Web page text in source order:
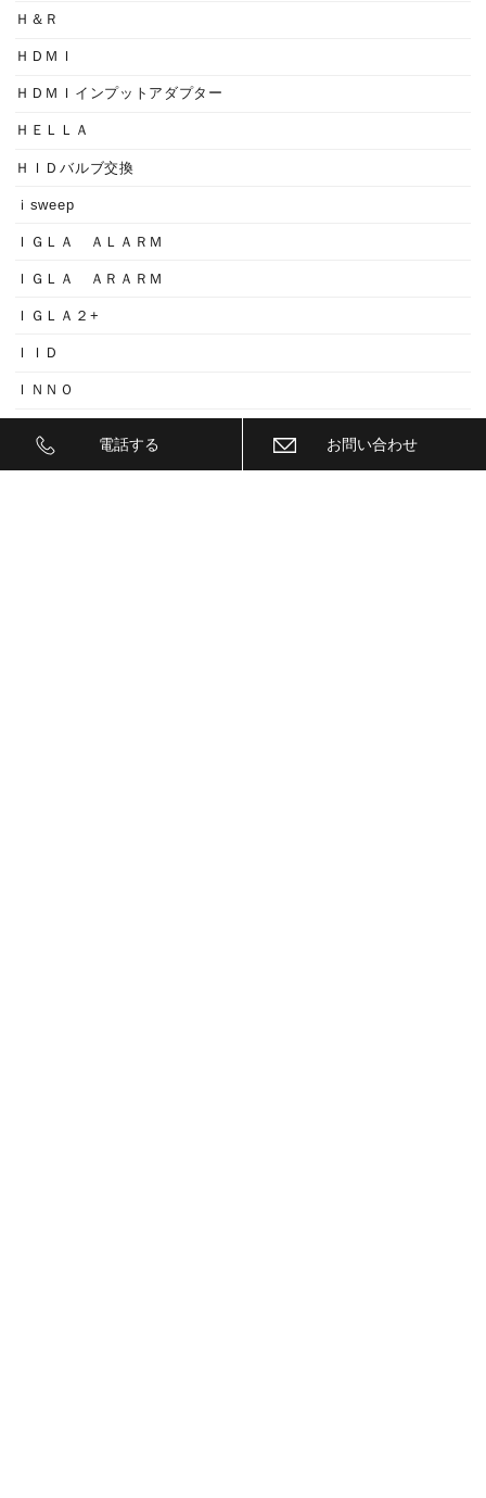
Ｈ＆Ｒ
ＨＤＭＩ
ＨＤＭＩインプットアダプター
ＨＥＬＬＡ
ＨＩＤバルブ交換
ｉsweep
ＩＧＬＡ ＡＬＡＲＭ
ＩＧＬＡ ＡＲＡＲＭ
ＩＧＬＡ２+
ＩＩＤ
ＩＮＮＯ
電話する お問い合わせ